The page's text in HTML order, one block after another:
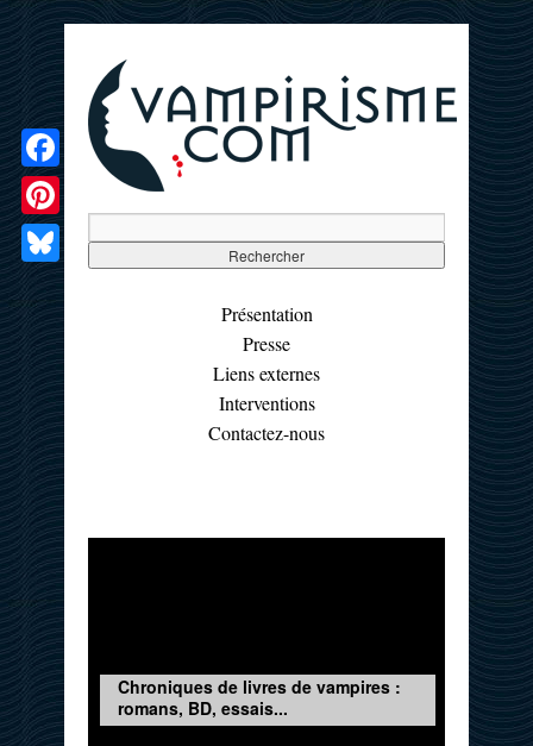
Présentation
Presse
Liens externes
Interventions
Contactez-nous
Chroniques de livres de vampires :
romans, BD, essais...
Facebook
Pinterest
Bluesky